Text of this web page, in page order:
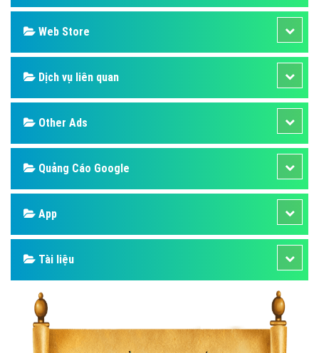
Web Store
Dịch vụ liên quan
Other Ads
Quảng Cáo Google
App
Tài liệu